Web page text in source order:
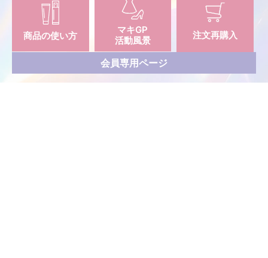
商品の使い方
マキGP
活動風景
注文再購入
会員専用ページ